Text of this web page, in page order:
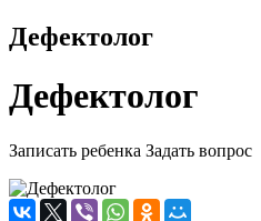
Дефектолог
Дефектолог
Записать ребенка Задать вопрос